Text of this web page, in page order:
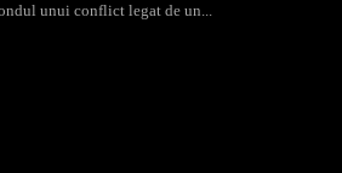
unui conflict legat de un...